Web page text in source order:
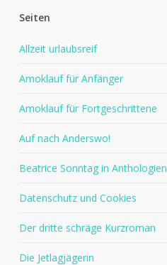
Seiten
Allzeit urlaubsreif
Amoklauf für Anfänger
Amoklauf für Fortgeschrittene
Auf nach Anderswo!
Beatrice Sonntag in Anthologien
Datenschutz und Cookies
Der dritte schräge Kurzroman
Die Jetlagjägerin